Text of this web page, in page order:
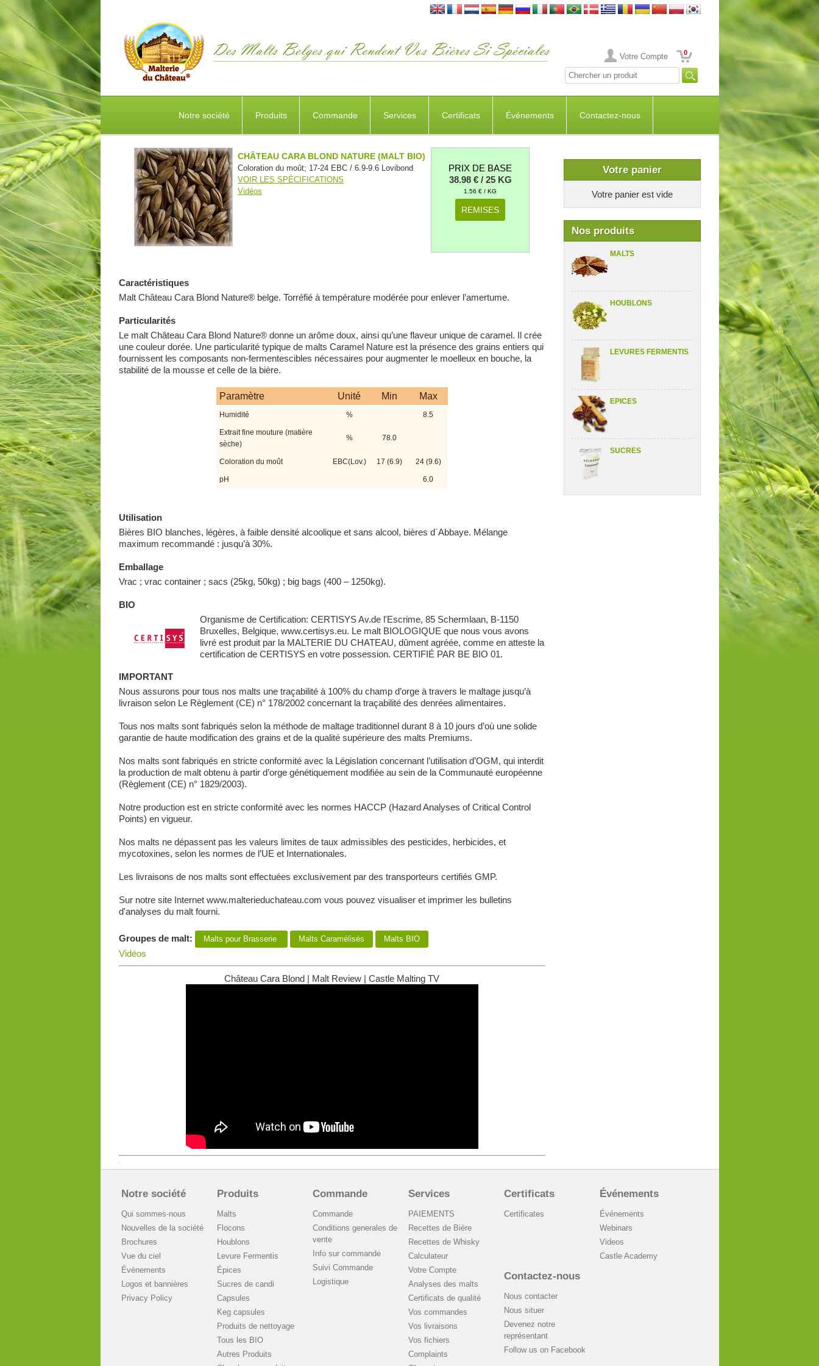
Votre Compte 0
Notre société Produits Commande Services Certificats Événements Contactez-nous
Votre panier
Votre panier est vide
Nos produits
MALTS
HOUBLONS
LEVURES FERMENTIS
EPICES
SUCRES
CHÂTEAU CARA BLOND NATURE (MALT BIO)
Coloration du moût; 17-24 EBC / 6.9-9.6 Lovibond
VOIR LES SPÉCIFICATIONS
Vidéos
PRIX DE BASE
38.98 € / 25 KG
1.56 € / KG
REMISES
Caractéristiques
Malt Château Cara Blond Nature® belge. Torréfié à température modérée pour enlever l’amertume.
Particularités
Le malt Château Cara Blond Nature® donne un arôme doux, ainsi qu’une flaveur unique de caramel. Il crée
une couleur dorée. Une particularité typique de malts Caramel Nature est la présence des grains entiers qui
fournissent les composants non-fermentescibles nécessaires pour augmenter le moelleux en bouche, la
stabilité de la mousse et celle de la bière.
Paramètre Unité Min Max
Humidité % 8.5
Extrait fine mouture (matière
sèche)
% 78.0
Coloration du moût EBC(Lov.) 17 (6.9) 24 (9.6)
pH 6.0
Utilisation
Bières BIO blanches, légères, à faible densité alcoolique et sans alcool, bières d`Abbaye. Mélange
maximum recommandé : jusqu’à 30%.
Emballage
Vrac ; vrac container ; sacs (25kg, 50kg) ; big bags (400 – 1250kg).
BIO
Organisme de Certification: CERTISYS Av.de l'Escrime, 85 Schermlaan, B-1150
Bruxelles, Belgique, www.certisys.eu. Le malt BIOLOGIQUE que nous vous avons
livré est produit par la MALTERIE DU CHATEAU, dûment agréée, comme en atteste la
certification de CERTISYS en votre possession. CERTIFIÉ PAR BE BIO 01.
IMPORTANT
Nous assurons pour tous nos malts une traçabilité à 100% du champ d’orge à travers le maltage jusqu’à
livraison selon Le Règlement (CE) n° 178/2002 concernant la traçabilité des denrées alimentaires.
Tous nos malts sont fabriqués selon la méthode de maltage traditionnel durant 8 à 10 jours d’où une solide
garantie de haute modification des grains et de la qualité supérieure des malts Premiums.
Nos malts sont fabriqués en stricte conformité avec la Législation concernant l’utilisation d’OGM, qui interdit
la production de malt obtenu à partir d’orge génétiquement modifiée au sein de la Communauté européenne
(Règlement (CE) n° 1829/2003).
Notre production est en stricte conformité avec les normes HACCP (Hazard Analyses of Critical Control
Points) en vigueur.
Nos malts ne dépassent pas les valeurs limites de taux admissibles des pesticides, herbicides, et
mycotoxines, selon les normes de l’UE et Internationales.
Les livraisons de nos malts sont effectuées exclusivement par des transporteurs certifiés GMP.
Sur notre site Internet www.malterieduchateau.com vous pouvez visualiser et imprimer les bulletins
d'analyses du malt fourni.
Groupes de malt: Malts pour Brasserie Malts Caramélisés Malts BIO
Vidéos
Château Cara Blond | Malt Review | Castle Malting TV
Notre société
Qui sommes-nous
Nouvelles de la société
Brochures
Vue du ciel
Événements
Logos et bannières
Privacy Policy
Produits
Malts
Flocons
Houblons
Levure Fermentis
Épices
Sucres de candi
Capsules
Keg capsules
Produits de nettoyage
Tous les BIO
Autres Produits
Commande
Commande
Conditions generales de
vente
Info sur commande
Suivi Commande
Logistique
Services
PAIEMENTS
Recettes de Bière
Recettes de Whisky
Сalculateur
Votre Compte
Analyses des malts
Certificats de qualité
Vos commandes
Vos livraisons
Vos fichiers
Complaints
Certificats
Certificates
Événements
Événements
Webinars
Videos
Castle Academy
Contactez-nous
Nous contacter
Nous situer
Devenez notre
représentant
Follow us on Facebook